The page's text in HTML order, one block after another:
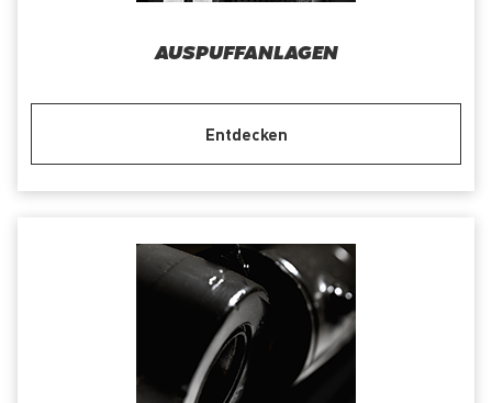
AUSPUFFANLAGEN
Entdecken